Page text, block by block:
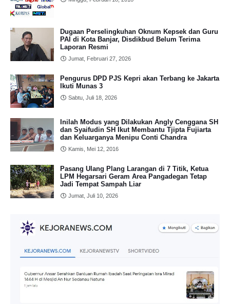
Dugaan Perselingkuhan Oknum Kepsek dan Guru
PAI di Kota Banjar, Disdikbud Belum Terima
Laporan Resmi
Jumat, Februari 27, 2026
Pengurus DPD PJS Kepri akan Terbang ke Jakarta
Ikuti Munas 3
Sabtu, Juli 18, 2026
Inilah Modus yang Dilakukan Angly Cenggana SH
dan Syaifudin SH Ikut Membantu Tjipta Fujiarta
dan Keluarganya Menipu Conti Chandra
Kamis, Mei 12, 2016
Pasang Ulang Plang Larangan di 7 Titik, Ketua
LPM Hegarsari Geram Area Pangadegan Tetap
Jadi Tempat Sampah Liar
Jumat, Juli 10, 2026